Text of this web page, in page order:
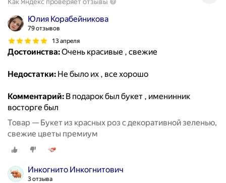
Юлия Корабейникова
79 отзывов
13 апреля
Достоинства:Очень красивые , свежие
Недостатки: Не было их , все хорошо
Комментарий: В подарок был букет , именинник
восторге был
Товар — Букет из красных роз с декоративной зеленью,
свежие цветы премиум
Инкогнито Инкогнитович
3 отзыва